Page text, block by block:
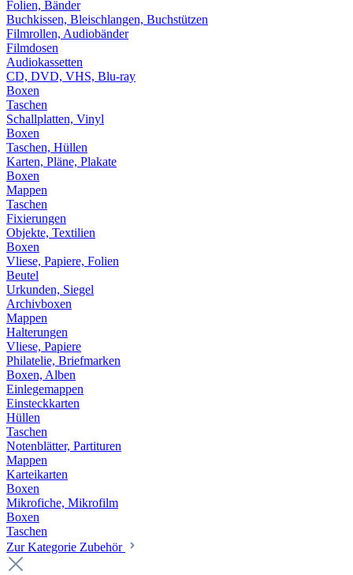
Folien, Bänder
Buchkissen, Bleischlangen, Buchstützen
Filmrollen, Audiobänder
Filmdosen
Audiokassetten
CD, DVD, VHS, Blu-ray
Boxen
Taschen
Schallplatten, Vinyl
Boxen
Taschen, Hüllen
Karten, Pläne, Plakate
Boxen
Mappen
Taschen
Fixierungen
Objekte, Textilien
Boxen
Vliese, Papiere, Folien
Beutel
Urkunden, Siegel
Archivboxen
Mappen
Halterungen
Vliese, Papiere
Philatelie, Briefmarken
Boxen, Alben
Einlegemappen
Einsteckkarten
Hüllen
Taschen
Notenblätter, Partituren
Mappen
Karteikarten
Boxen
Mikrofiche, Mikrofilm
Boxen
Taschen
Zur Kategorie Zubehör